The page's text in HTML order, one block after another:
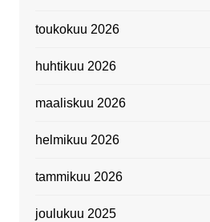
toukokuu 2026
huhtikuu 2026
maaliskuu 2026
helmikuu 2026
tammikuu 2026
joulukuu 2025